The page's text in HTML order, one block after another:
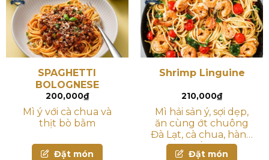
SPAGHETTI
BOLOGNESE
200,000₫
Mì ý với cà chua và
thịt bò bằm
Đặt món
Shrimp Linguine
210,000₫
Mì hải sản ý, sợi dẹp,
ăn cùng ớt chuông
Đà Lạt, cà chua, hành
tây
Đặt món